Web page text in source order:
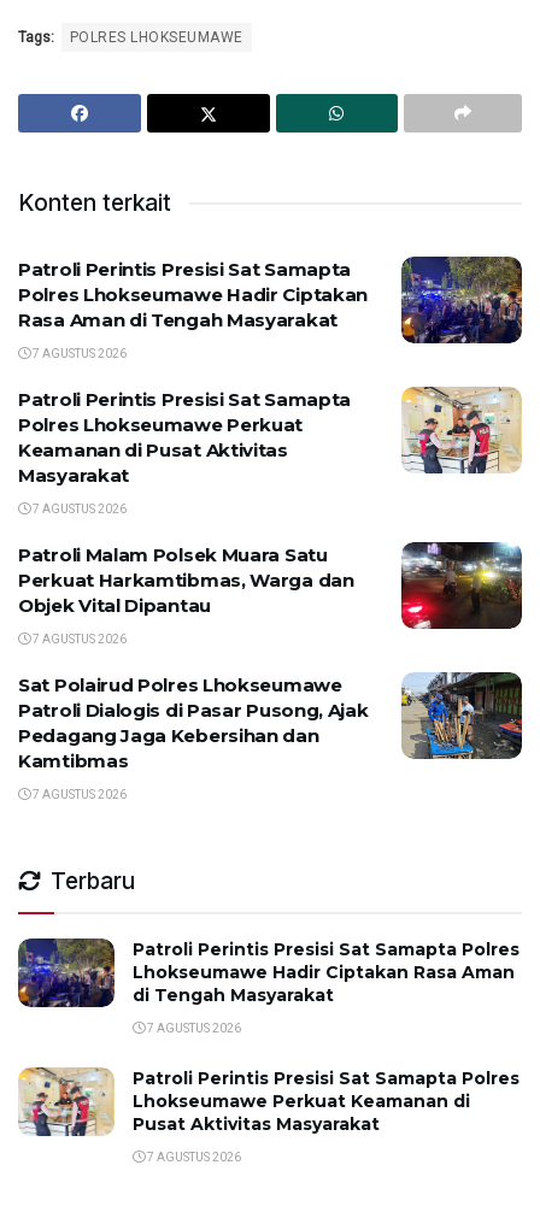
Tags: POLRES LHOKSEUMAWE
Konten terkait
Patroli Perintis Presisi Sat Samapta
Polres Lhokseumawe Hadir Ciptakan
Rasa Aman di Tengah Masyarakat
7 AGUSTUS 2026
Patroli Perintis Presisi Sat Samapta
Polres Lhokseumawe Perkuat
Keamanan di Pusat Aktivitas
Masyarakat
7 AGUSTUS 2026
Patroli Malam Polsek Muara Satu
Perkuat Harkamtibmas, Warga dan
Objek Vital Dipantau
7 AGUSTUS 2026
Sat Polairud Polres Lhokseumawe
Patroli Dialogis di Pasar Pusong, Ajak
Pedagang Jaga Kebersihan dan
Kamtibmas
7 AGUSTUS 2026
Terbaru
Patroli Perintis Presisi Sat Samapta Polres
Lhokseumawe Hadir Ciptakan Rasa Aman
di Tengah Masyarakat
7 AGUSTUS 2026
Patroli Perintis Presisi Sat Samapta Polres
Lhokseumawe Perkuat Keamanan di
Pusat Aktivitas Masyarakat
7 AGUSTUS 2026